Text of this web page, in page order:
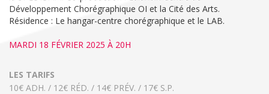
Développement Chorégraphique OI et la Cité des Arts.
Résidence : Le hangar-centre chorégraphique et le LAB.
MARDI 18 FÉVRIER 2025 À 20H
LES TARIFS
10€ ADH. / 12€ RÉD. / 14€ PRÉV. / 17€ S.P.